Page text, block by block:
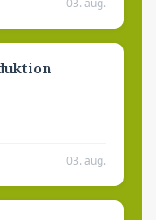
03. aug.
03. aug.